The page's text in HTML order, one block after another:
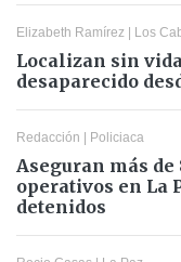
Elizabeth Ramírez | Los
Localizan sin
desaparecido
Redacción | Policiaca
Aseguran más
operativos en La
detenidos